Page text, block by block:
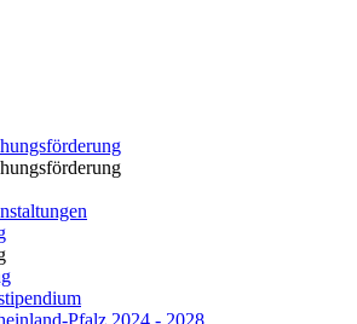
Pfalz 2024 - 2028